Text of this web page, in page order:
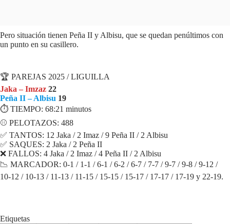
Pero situación tienen Peña II y Albisu, que se quedan penúltimos con
un punto en su casillero.
🏆 PAREJAS 2025 / LIGUILLA
Jaka – Imzaz 22
Peña II – Albisu 19
⏱ TIEMPO: 68:21 minutos
⚾ PELOTAZOS: 488
✅ TANTOS: 12 Jaka / 2 Imaz / 9 Peña II / 2 Albisu
✅ SAQUES: 2 Jaka / 2 Peña II
❌ FALLOS: 4 Jaka / 2 Imaz / 4 Peña II / 2 Albisu
📉 MARCADOR: 0-1 / 1-1 / 6-1 / 6-2 / 6-7 / 7-7 / 9-7 / 9-8 / 9-12 /
10-12 / 10-13 / 11-13 / 11-15 / 15-15 / 15-17 / 17-17 / 17-19 y 22-19.
Etiquetas